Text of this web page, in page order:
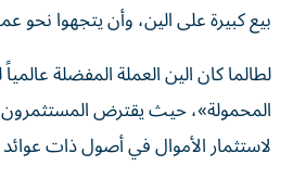
بيع كبيرة على الين، وأن يتجهوا نحو
لطالما كان الين العملة المفضلة
المحمولة»، حيث يقترض
لاستثمار الأموال في أصول ذات